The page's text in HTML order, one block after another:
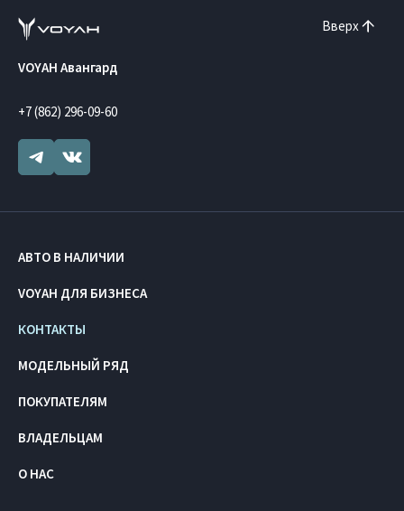
Вверх
VOYAH Авангард
+7 (862) 296-09-60
АВТО В НАЛИЧИИ
VOYAH ДЛЯ БИЗНЕСА
КОНТАКТЫ
МОДЕЛЬНЫЙ РЯД
ПОКУПАТЕЛЯМ
ВЛАДЕЛЬЦАМ
О НАС